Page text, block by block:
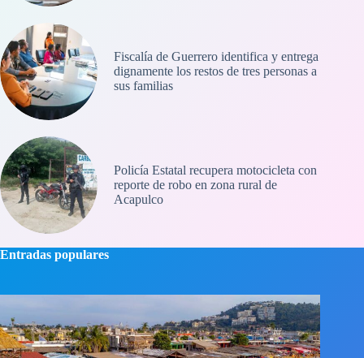
Fiscalía de Guerrero identifica y entrega
dignamente los restos de tres personas a
sus familias
Policía Estatal recupera motocicleta con
reporte de robo en zona rural de
Acapulco
Entradas populares